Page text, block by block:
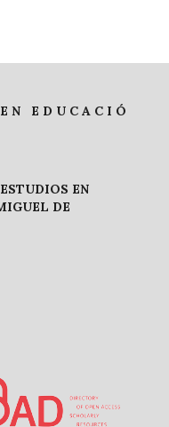
N E D U C A C I Ó
EN
DE